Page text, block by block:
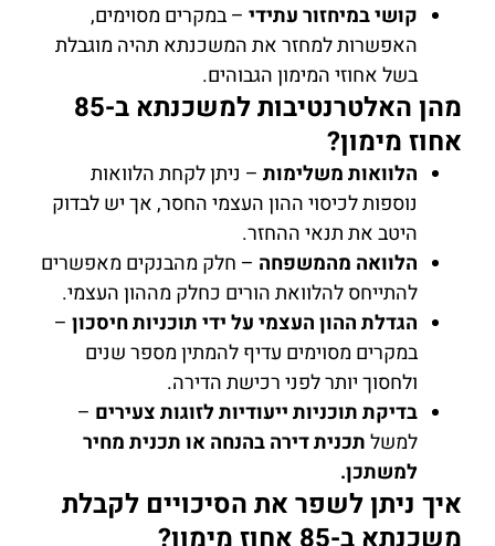
קושי במיחזור עתידי– במקרים מסוימים,
האפשרות למחזר את המשכנתא תהיה מוגבלת
בשל אחוזי המימון הגבוהים.
מהן האלטרנטיבות למשכנתא ב-85
אחוז מימון?
הלוואות משלימות– ניתן לקחת הלוואות
נוספות לכיסוי ההון העצמי החסר, אך יש לבדוק
היטב את תנאי ההחזר.
הלוואה מהמשפחה– חלק מהבנקים מאפשרים
להתייחס להלוואת הורים כחלק מההון העצמי.
הגדלת ההון העצמי על ידי תוכניות חיסכון–
במקרים מסוימים עדיף להמתין מספר שנים
ולחסוך יותר לפני רכישת הדירה.
בדיקת תוכניות ייעודיות לזוגות צעירים–
למשלתכנית דירה בהנחה או תכנית מחיר
למשתכן.
איך ניתן לשפר את הסיכויים לקבלת